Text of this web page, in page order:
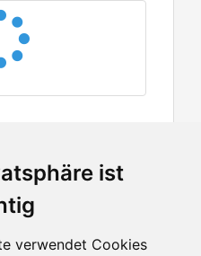
ist
verwendet Cookies